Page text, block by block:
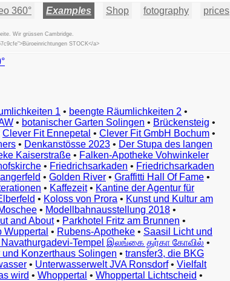
360° Examples Shop fotography prices
Wir grüssen Cambridge.
STOCK</a>
1 • beengte Räumlichkeiten 2 •
• botanischer Garten Solingen • Brückensteig •
Clever Fit Ennepetal • Clever Fit GmbH Bochum •
• Denkanstösse 2023 • Der Stupa des langen
Kaiserstraße • Falken-Apotheke Vohwinkeler
• Friedrichsarkaden • Friedrichsarkaden
• Golden River • Graffitti Hall Of Fame •
• Kaffezeit• Kantine der Agentur für
• Koloss von Prora • Kunst und Kultur am
• Modellbahnausstellung 2018 •
and About• Parkhotel Fritz am Brunnen •
Wuppertal • Rubens-Apotheke • Saasil Licht und
Navathurgadevi-Tempel இலங்கை துர்கா கோவில் •
und Konzerthaus Solingen • transfer3, die BKG
• Unterwasserwelt JVA Ronsdorf• Vielfalt
wird • Whoppertal • Whoppertal Lichtscheid •